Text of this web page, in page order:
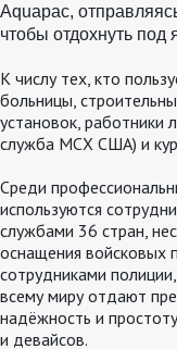
Aquapac,
чтобы отдохнуть
К числу тех, кто
больницы,
установок, работники
служба МСХ США) и
Среди
используются
службами 36 стран,
оснащения войсковых
сотрудниками
всему миру отдают
надёжность и
и девайсов.